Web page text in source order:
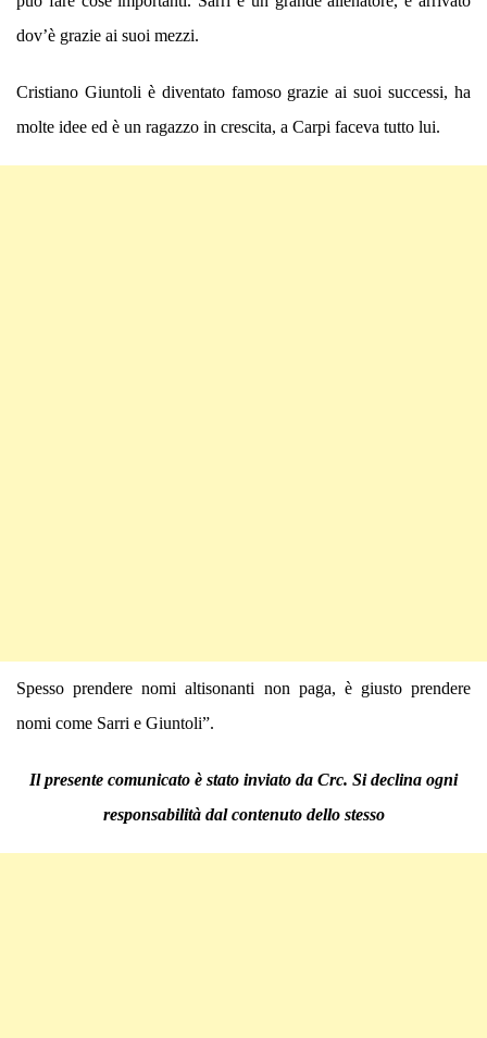
dov’è grazie ai suoi mezzi.
Cristiano Giuntoli è diventato famoso grazie ai suoi successi, ha
molte idee ed è un ragazzo in crescita, a Carpi faceva tutto lui.
Spesso prendere nomi altisonanti non paga, è giusto prendere
nomi come Sarri e Giuntoli”.
Il presente comunicato è stato inviato da Crc. Si declina ogni
responsabilità dal contenuto dello stesso